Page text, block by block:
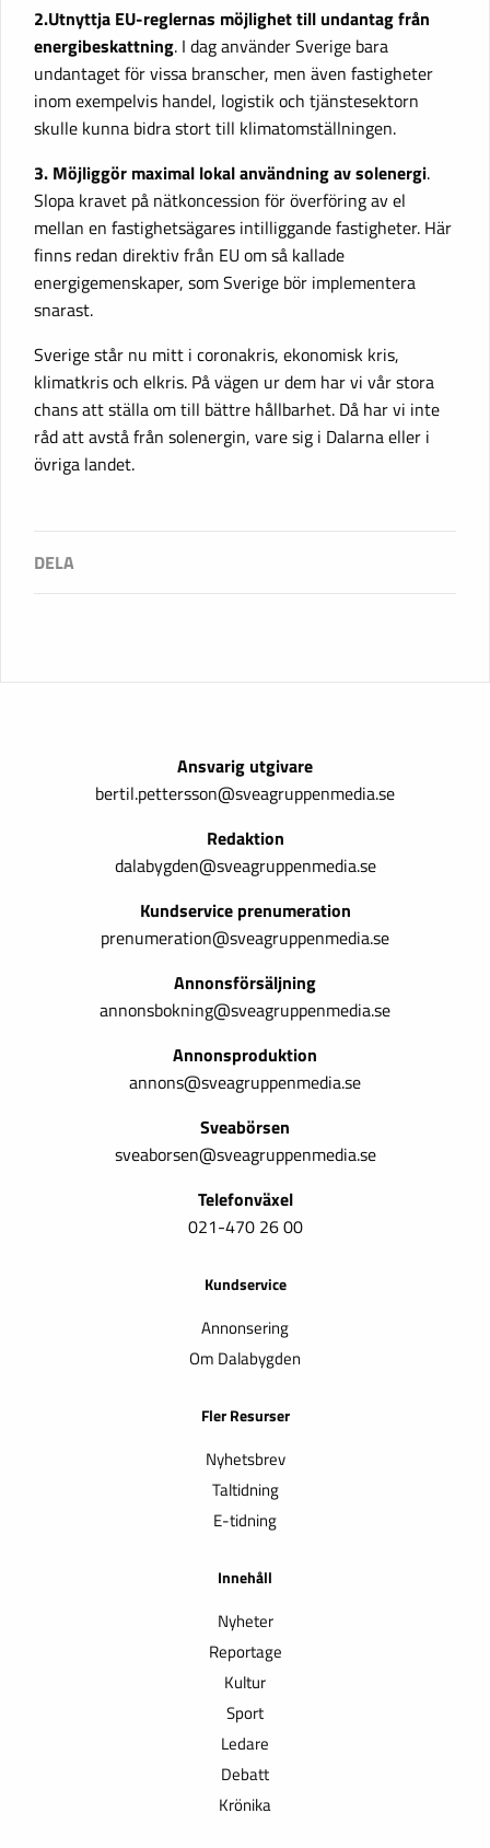
2.Utnyttja EU-reglernas möjlighet till undantag från
energibeskattning. I dag använder Sverige bara
undantaget för vissa branscher, men även fastigheter
inom exempelvis handel, logistik och tjänstesektorn
skulle kunna bidra stort till klimatomställningen.
3. Möjliggör maximal lokal användning av solenergi.
Slopa kravet på nätkoncession för överföring av el
mellan en fastighetsägares intilliggande fastigheter. Här
finns redan direktiv från EU om så kallade
energigemenskaper, som Sverige bör implementera
snarast.
Sverige står nu mitt i coronakris, ekonomisk kris,
klimatkris och elkris. På vägen ur dem har vi vår stora
chans att ställa om till bättre hållbarhet. Då har vi inte
råd att avstå från solenergin, vare sig i Dalarna eller i
övriga landet.
Ansvarig utgivare
bertil.pettersson@sveagruppenmedia.se
Redaktion
dalabygden@sveagruppenmedia.se
Kundservice prenumeration
prenumeration@sveagruppenmedia.se
Annonsförsäljning
annonsbokning@sveagruppenmedia.se
Annonsproduktion
annons@sveagruppenmedia.se
Sveabörsen
sveaborsen@sveagruppenmedia.se
Telefonväxel
021-470 26 00
Kundservice
Annonsering
Om Dalabygden
Fler Resurser
Nyhetsbrev
Taltidning
E-tidning
Innehåll
Nyheter
Reportage
Kultur
Sport
Ledare
Debatt
Krönika